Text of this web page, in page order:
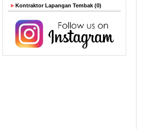
Kontraktor Lapangan Tembak (0)